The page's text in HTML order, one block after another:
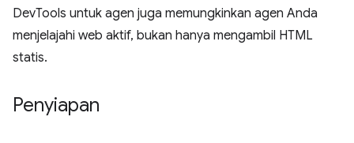
DevTools untuk agen juga memungkinkan agen Anda
menjelajahi web aktif, bukan hanya mengambil HTML
statis.
Penyiapan